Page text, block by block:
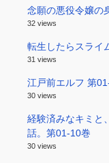
念願の悪役令嬢の
32 views
転生したらスライ
31 views
江戸前エルフ 第
30 views
経験済みなキミと
話。第01-10巻
30 views